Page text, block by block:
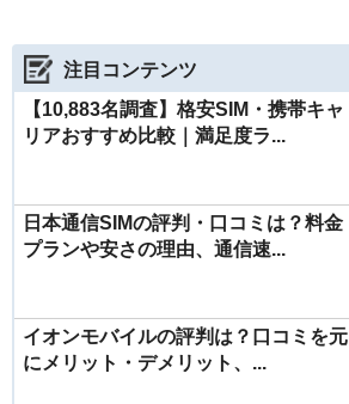
注目コンテンツ
【10,883名調査】格安SIM・携帯キャ
リアおすすめ比較｜満足度ラ...
日本通信SIMの評判・口コミは？料金
プランや安さの理由、通信速...
イオンモバイルの評判は？口コミを元
にメリット・デメリット、...